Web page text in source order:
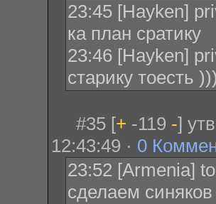
23:45 [Hayken]
ка план сратику
23:46 [Hayken]
старику тоесть
#35 [+ -119 -]
12:43:49 · 0
23:52 [Armenia]
сделаем